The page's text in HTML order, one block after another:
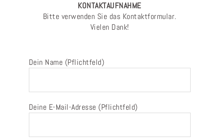
KONTAKTAUFNAHME
Bitte verwenden Sie das Kontaktformular.
Vielen Dank!
Dein Name (Pflichtfeld)
Deine E-Mail-Adresse (Pflichtfeld)